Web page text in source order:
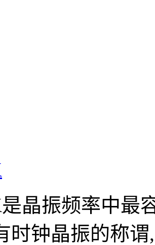
晶振频率中最
时钟晶振的称